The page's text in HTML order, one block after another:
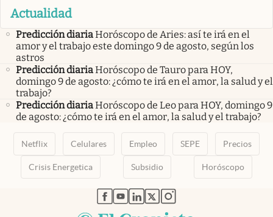
Actualidad
Predicción diariaHoróscopo de Aries: así te irá en el
amor y el trabajo este domingo 9 de agosto, según los
astros
Predicción diariaHoróscopo de Tauro para HOY,
domingo 9 de agosto: ¿cómo te irá en el amor, la salud y el
trabajo?
Predicción diariaHoróscopo de Leo para HOY, domingo 9
de agosto: ¿cómo te irá en el amor, la salud y el trabajo?
Netflix Celulares Empleo SEPE Precios
Crisis Energetica Subsidio Horóscopo
abre en nueva pestaña
abre en nueva pestaña
abre en nueva pestaña
abre en nueva pestaña
abre en nueva pestaña